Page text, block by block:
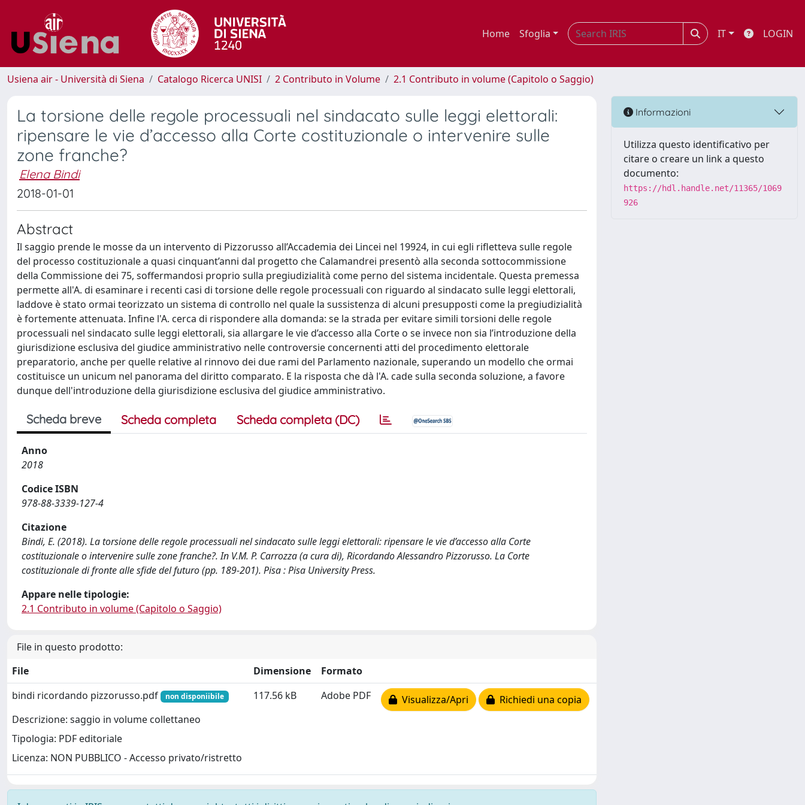
Home Sfoglia IT LOGIN
Usiena air - Università di Siena Catalogo Ricerca UNISI 2 Contributo in Volume 2.1 Contributo in volume (Capitolo o Saggio)
La torsione delle regole processuali nel sindacato sulle leggi elettorali:
ripensare le vie d’accesso alla Corte costituzionale o intervenire sulle
zone franche?
Elena Bindi
2018-01-01
Abstract
Il saggio prende le mosse da un intervento di Pizzorusso all’Accademia dei Lincei nel 19924, in cui egli rifletteva sulle regole
del processo costituzionale a quasi cinquant’anni dal progetto che Calamandrei presentò alla seconda sottocommissione
della Commissione dei 75, soffermandosi proprio sulla pregiudizialità come perno del sistema incidentale. Questa premessa
permette all'A. di esaminare i recenti casi di torsione delle regole processuali con riguardo al sindacato sulle leggi elettorali,
laddove è stato ormai teorizzato un sistema di controllo nel quale la sussistenza di alcuni presupposti come la pregiudizialità
è fortemente attenuata. Infine l'A. cerca di rispondere alla domanda: se la strada per evitare simili torsioni delle regole
processuali nel sindacato sulle leggi elettorali, sia allargare le vie d’accesso alla Corte o se invece non sia l’introduzione della
giurisdizione esclusiva del giudice amministrativo nelle controversie concernenti atti del procedimento elettorale
preparatorio, anche per quelle relative al rinnovo dei due rami del Parlamento nazionale, superando un modello che ormai
costituisce un unicum nel panorama del diritto comparato. E la risposta che dà l'A. cade sulla seconda soluzione, a favore
dunque dell'introduzione della giurisdizione esclusiva del giudice amministrativo.
Scheda breve Scheda completa Scheda completa (DC)
Anno
2018
Codice ISBN
978-88-3339-127-4
Citazione
Bindi, E. (2018). La torsione delle regole processuali nel sindacato sulle leggi elettorali: ripensare le vie d’accesso alla Corte
costituzionale o intervenire sulle zone franche?. In V.M. P. Carrozza (a cura di), Ricordando Alessandro Pizzorusso. La Corte
costituzionale di fronte alle sfide del futuro (pp. 189-201). Pisa : Pisa University Press.
Appare nelle tipologie:
2.1 Contributo in volume (Capitolo o Saggio)
File in questo prodotto:
File
Dimensione
Formato
bindi ricordando pizzorusso.pdf
non disponiibile
Descrizione: saggio in volume collettaneo
Tipologia: PDF editoriale
Licenza: NON PUBBLICO - Accesso privato/ristretto
117.56 kB Adobe PDF Visualizza/Apri Richiedi una copia
Informazioni
Utilizza questo identificativo per
citare o creare un link a questo
documento:
https://hdl.handle.net/11365/1069
926